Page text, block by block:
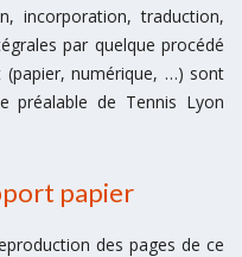
incorporation, traduction,
par quelque procédé
numérique, …) sont
préalable de Tennis Lyon
papier
des pages de ce